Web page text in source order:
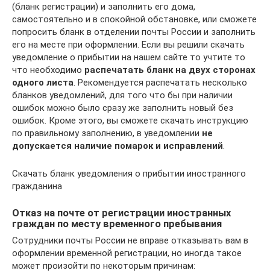
(бланк регистрации) и заполнить его дома,
самостоятельно и в спокойной обстановке, или сможете
попросить бланк в отделении почты России и заполнить
его на месте при оформлении. Если вы решили скачать
уведомление о прибытии на нашем сайте то учтите то
что необходимо распечатать бланк на двух сторонах
одного листа. Рекомендуется распечатать несколько
бланков уведомлений, для того что бы при наличии
ошибок можно было сразу же заполнить новый без
ошибок. Кроме этого, вы сможете скачать инструкцию
по правильному заполнению, в уведомлении не
допускается наличие помарок и исправлений.
Скачать бланк уведомления о прибытии иностранного
гражданина
Отказ на почте от регистрации иностранных
граждан по месту временного пребывания
Сотрудники почты России не вправе отказывать вам в
оформлении временной регистрации, но иногда такое
может произойти по некоторым причинам: